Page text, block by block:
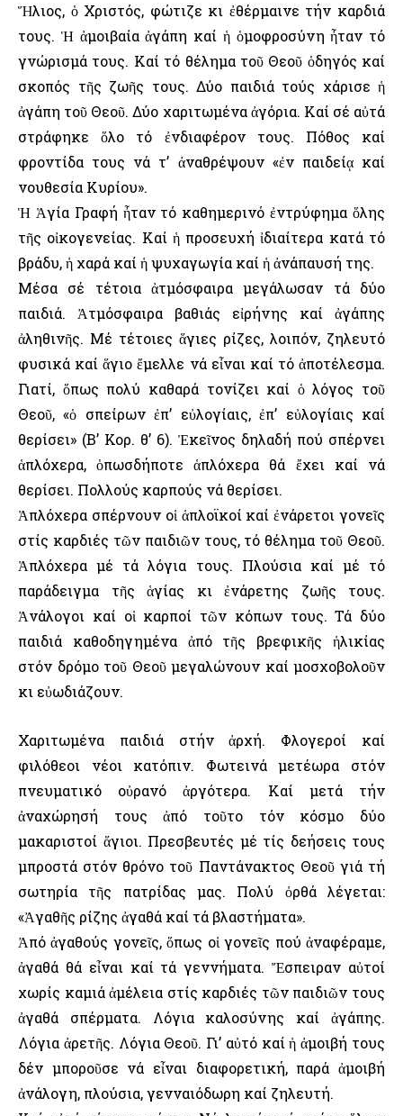
Ἥλιος, ὁ Χριστός, φώτιζε κι ἐθέρμαινε τήν καρδιά
τους. Ἡ ἀμοιβαία ἀγάπη καί ἡ ὁμοφροσύνη ἦταν τό
γνώρισμά τους. Καί τό θέλημα τοῦ Θεοῦ ὁδηγός καί
σκοπός τῆς ζωῆς τους. Δύο παιδιά τούς χάρισε ἡ
ἀγάπη τοῦ Θεοῦ. Δύο χαριτωμένα ἀγόρια. Καί σέ αὐτά
στράφηκε ὅλο τό ἐνδιαφέρον τους. Πόθος καί
φροντίδα τους νά τ’ ἀναθρέψουν «ἐν παιδείᾳ καί
νουθεσία Κυρίου».
Ἡ Ἁγία Γραφή ἦταν τό καθημερινό ἐντρύφημα ὅλης
τῆς οἰκογενείας. Καί ἡ προσευχή ἰδιαίτερα κατά τό
βράδυ, ἡ χαρά καί ἡ ψυχαγωγία καί ἡ ἀνάπαυσή της.
Μέσα σέ τέτοια ἀτμόσφαιρα μεγάλωσαν τά δύο
παιδιά. Ἀτμόσφαιρα βαθιάς εἰρήνης καί ἀγάπης
ἀληθινῆς. Μέ τέτοιες ἅγιες ρίζες, λοιπόν, ζηλευτό
φυσικά καί ἅγιο ἔμελλε νά εἶναι καί τό ἀποτέλεσμα.
Γιατί, ὅπως πολύ καθαρά τονίζει καί ὁ λόγος τοῦ
Θεοῦ, «ὁ σπείρων ἐπ’ εὐλογίαις, ἐπ’ εὐλογίαις καί
θερίσει» (Β’ Κορ. θ’ 6). Ἐκεῖνος δηλαδή πού σπέρνει
ἁπλόχερα, ὁπωσδήποτε ἁπλόχερα θά ἔχει καί νά
θερίσει. Πολλούς καρπούς νά θερίσει.
Ἁπλόχερα σπέρνουν οἱ ἁπλοϊκοί καί ἐνάρετοι γονεῖς
στίς καρδιές τῶν παιδιῶν τους, τό θέλημα τοῦ Θεοῦ.
Ἁπλόχερα μέ τά λόγια τους. Πλούσια καί μέ τό
παράδειγμα τῆς ἁγίας κι ἐνάρετης ζωῆς τους.
Ἀνάλογοι καί οἱ καρποί τῶν κόπων τους. Τά δύο
παιδιά καθοδηγημένα ἀπό τῆς βρεφικῆς ἡλικίας
στόν δρόμο τοῦ Θεοῦ μεγαλώνουν καί μοσχοβολοῦν
κι εὐωδιάζουν.
Χαριτωμένα παιδιά στήν ἀρχή. Φλογεροί καί
φιλόθεοι νέοι κατόπιν. Φωτεινά μετέωρα στόν
πνευματικό οὐρανό ἀργότερα. Καί μετά τήν
ἀναχώρησή τους ἀπό τοῦτο τόν κόσμο δύο
μακαριστοί ἅγιοι. Πρεσβευτές μέ τίς δεήσεις τους
μπροστά στόν θρόνο τοῦ Παντάνακτος Θεοῦ γιά τή
σωτηρία τῆς πατρίδας μας. Πολύ ὀρθά λέγεται:
«Ἀγαθῆς ρίζης ἀγαθά καί τά βλαστήματα».
Ἀπό ἀγαθούς γονεῖς, ὅπως οἱ γονεῖς πού ἀναφέραμε,
ἀγαθά θά εἶναι καί τά γεννήματα. Ἔσπειραν αὐτοί
χωρίς καμιά ἀμέλεια στίς καρδιές τῶν παιδιῶν τους
ἀγαθά σπέρματα. Λόγια καλοσύνης καί ἀγάπης.
Λόγια ἀρετῆς. Λόγια Θεοῦ. Γι’ αὐτό καί ἡ ἀμοιβή τους
δέν μποροῦσε νά εἶναι διαφορετική, παρά ἀμοιβή
ἀνάλογη, πλούσια, γενναιόδωρη καί ζηλευτή.